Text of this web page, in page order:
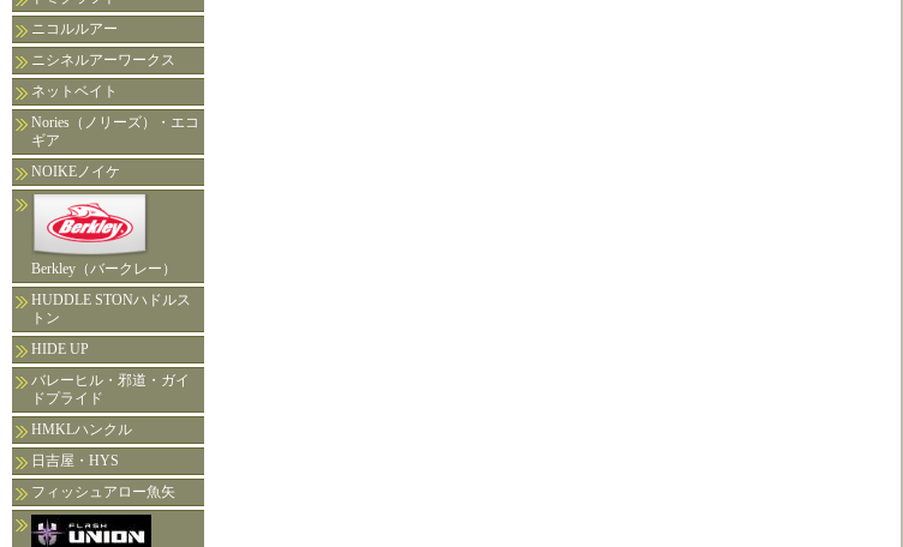
ニコルルアー
ニシネルアーワークス
ネットベイト
Nories（ノリーズ）・エコ
ギア
NOIKEノイケ
Berkley（バークレー）
HUDDLE STONハドルス
トン
HIDE UP
バレーヒル・邪道・ガイ
ドプライド
HMKLハンクル
日吉屋・HYS
フィッシュアロー魚矢